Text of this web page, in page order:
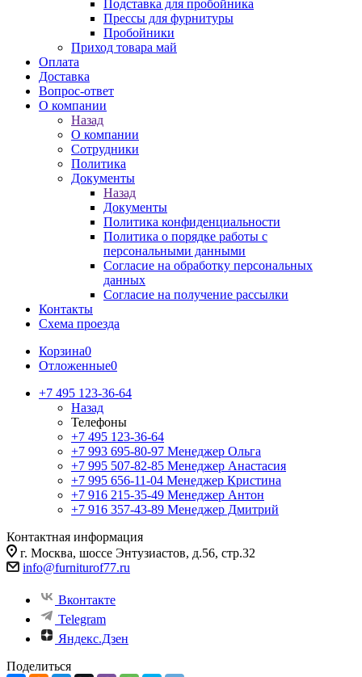
Подставка для пробойника
Прессы для фурнитуры
Пробойники
Приход товара май
Оплата
Доставка
Вопрос-ответ
О компании
Назад
О компании
Сотрудники
Политика
Документы
Назад
Документы
Политика конфиденциальности
Политика о порядке работы с
персональными данными
Согласие на обработку персональных
данных
Согласие на получение рассылки
Контакты
Схема проезда
Корзина0
Отложенные0
+7 495 123-36-64
Назад
Телефоны
+7 495 123-36-64
+7 993 695-80-97 Менеджер Ольга
+7 995 507-82-85 Менеджер Анастасия
+7 995 656-11-04 Менеджер Кристина
+7 916 215-35-49 Менеджер Антон
+7 916 357-43-89 Менеджер Дмитрий
Контактная информация
г. Москва, шоссе Энтузиастов, д.56, стр.32
info@furniturof77.ru
Вконтакте
Telegram
Яндекс.Дзен
Поделиться